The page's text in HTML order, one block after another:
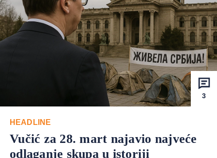
3
HEADLINE
Vučić za 28. mart najavio najveće
odlaganje skupa u istoriji